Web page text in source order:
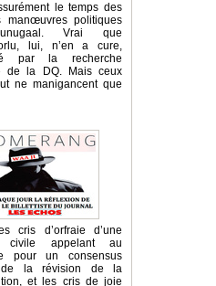
le temps des
manœuvres politiques
Vrai que
lui, n’en a cure,
par la recherche
de la DQ. Mais ceux
ne manigancent que
cris d’orfraie d’une
civile appelant au
pour un consensus
de la révision de la
et les cris de joie